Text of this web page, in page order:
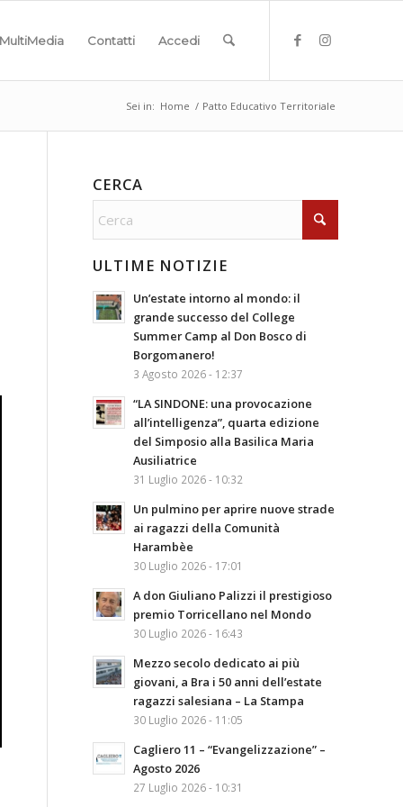
Contatti Accedi
Sei in: Home / Patto Educativo Territoriale
CERCA
ULTIME NOTIZIE
Un’estate intorno al mondo: il
grande successo del College
Summer Camp al Don Bosco di
Borgomanero!
3 Agosto 2026 - 12:37
“LA SINDONE: una provocazione
all’intelligenza”, quarta edizione
del Simposio alla Basilica Maria
Ausiliatrice
31 Luglio 2026 - 10:32
Un pulmino per aprire nuove strade
ai ragazzi della Comunità
Harambèe
30 Luglio 2026 - 17:01
A don Giuliano Palizzi il prestigioso
premio Torricellano nel Mondo
30 Luglio 2026 - 16:43
Mezzo secolo dedicato ai più
giovani, a Bra i 50 anni dell’estate
ragazzi salesiana – La Stampa
30 Luglio 2026 - 11:05
Cagliero 11 – “Evangelizzazione” –
Agosto 2026
27 Luglio 2026 - 10:31